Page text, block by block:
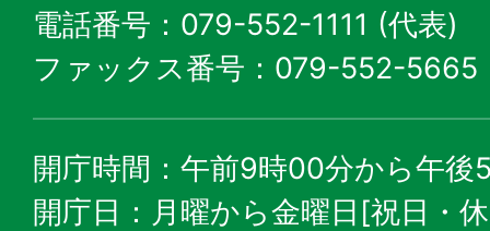
電話番号：079-552-1111 (代表)
ファックス番号：079-552-5665
開庁時間：午前9時00分から午後
開庁日：月曜から金曜日[祝日・